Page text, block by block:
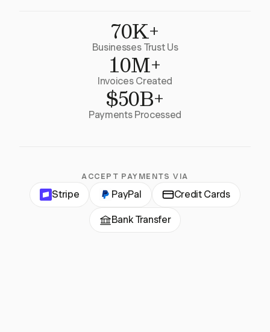
70K+
Businesses Trust Us
10M+
Invoices Created
$50B+
Payments Processed
ACCEPT PAYMENTS VIA
Stripe PayPal Credit Cards
Bank Transfer